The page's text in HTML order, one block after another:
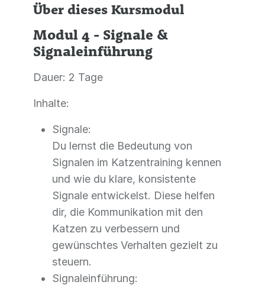
Über dieses Kursmodul
Modul 4 - Signale &
Signaleinführung
Dauer: 2 Tage
Inhalte:
Signale:
Du lernst die Bedeutung von
Signalen im Katzentraining kennen
und wie du klare, konsistente
Signale entwickelst. Diese helfen
dir, die Kommunikation mit den
Katzen zu verbessern und
gewünschtes Verhalten gezielt zu
steuern.
Signaleinführung: